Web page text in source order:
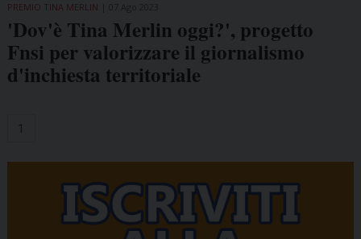
PREMIO TINA MERLIN
'Dov'è Tina Merlin oggi?', progetto
Fnsi per valorizzare il giornalismo
d'inchiesta territoriale
1